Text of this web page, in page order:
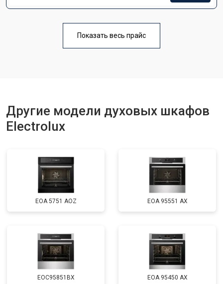
Показать весь прайс
Другие модели духовых шкафов
Electrolux
EOA 5751 AOZ EOA 95551 AX
EOC95851BX EOA 95450 AX